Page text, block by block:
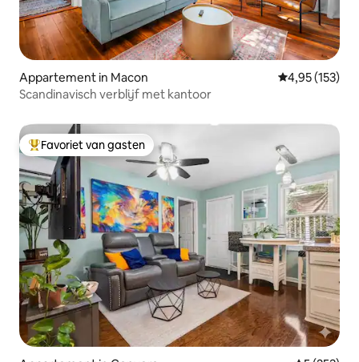
Appartement in Macon Gemiddelde
4,95 (153)
Scandinavisch verblijf met kantoor
Topfavoriet van gasten
Favoriet van gasten